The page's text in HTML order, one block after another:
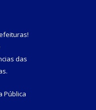
!
das
Pública